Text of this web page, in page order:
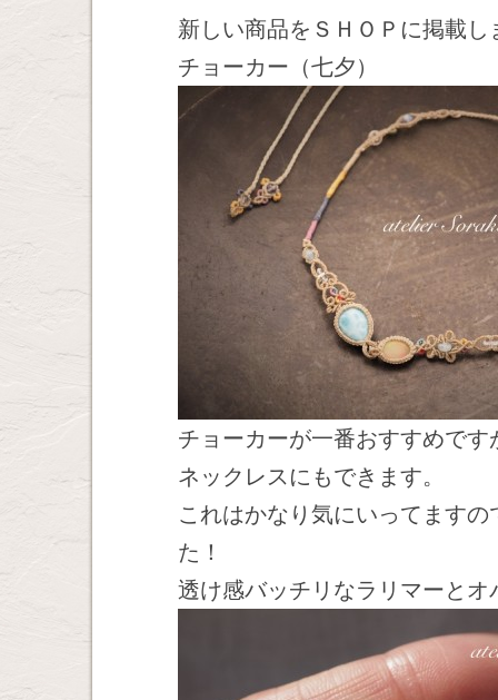
新しい商品をＳＨＯＰに掲載し
チョーカー（七夕）
チョーカーが一番おすすめです
ネックレスにもできます。
これはかなり気にいってます
た！
透け感バッチリなラリマーと